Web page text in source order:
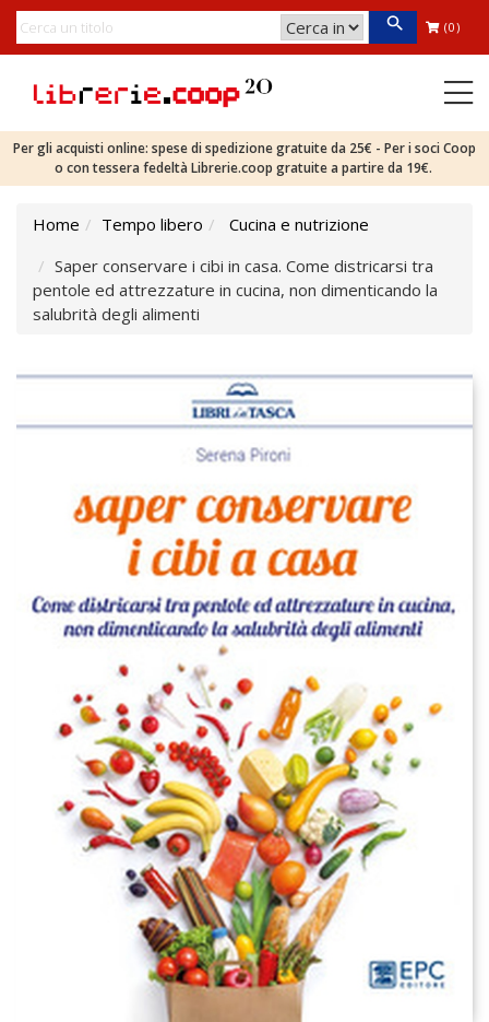
(0)
Per gli acquisti online: spese di spedizione gratuite da 25€ - Per i soci Coop
o con tessera fedeltà Librerie.coop gratuite a partire da 19€.
Home Tempo libero
Cucina e nutrizione
Saper conservare i cibi in casa. Come districarsi tra
pentole ed attrezzature in cucina, non dimenticando la
salubrità degli alimenti